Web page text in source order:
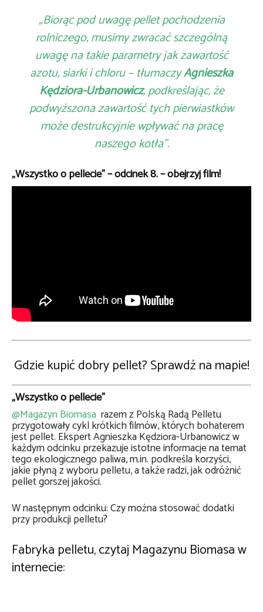
„Biorąc pod uwagę pellet pochodzenia
rolniczego, musimy zwracać szczególną
uwagę na takie parametry jak zawartość
azotu, siarki i chloru – tłumaczyAgnieszka
Kędziora-Urbanowicz, podkreślając, że
podwyższona zawartość tych pierwiastków
może destrukcyjnie wpływać na pracę
naszego kotła”.
„Wszystko o pellecie” – odcinek 8. – obejrzyj film!
Gdzie kupić dobry pellet? Sprawdź na mapie!
„Wszystko o pellecie”
@Magazyn Biomasa razem z Polską Radą Pelletu
przygotowały cykl krótkich filmów, których bohaterem
jest pellet. Ekspert Agnieszka Kędziora-Urbanowicz w
każdym odcinku przekazuje istotne informacje na temat
tego ekologicznego paliwa, m.in. podkreśla korzyści,
jakie płyną z wyboru pelletu, a także radzi, jak odróżnić
pellet gorszej jakości.
W następnym odcinku: Czy można stosować dodatki
przy produkcji pelletu?
Fabryka pelletu, czytaj Magazynu Biomasa w
internecie: